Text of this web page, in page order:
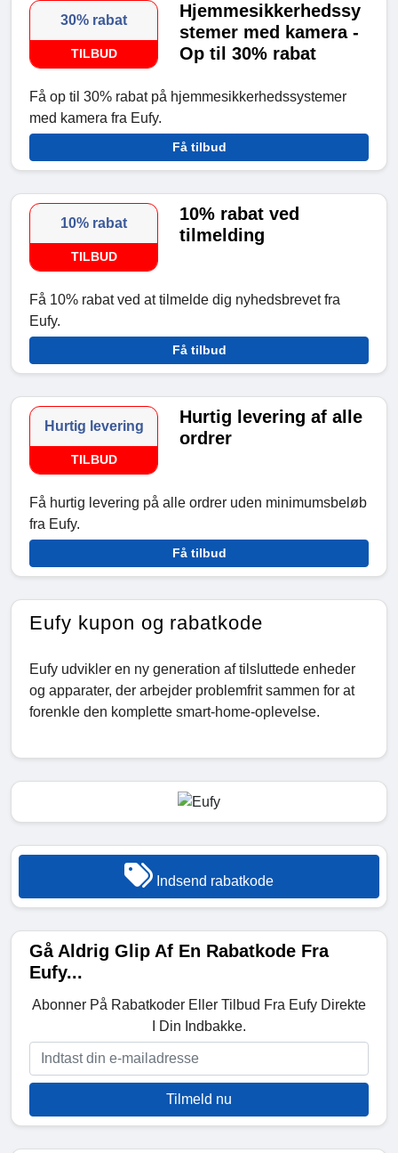
30% rabat
TILBUD
Hjemmesikkerhedssy
stemer med kamera -
Op til 30% rabat
Få op til 30% rabat på hjemmesikkerhedssystemer
med kamera fra Eufy.
Få tilbud
10% rabat
TILBUD
10% rabat ved
tilmelding
Få 10% rabat ved at tilmelde dig nyhedsbrevet fra
Eufy.
Få tilbud
Hurtig levering
TILBUD
Hurtig levering af alle
ordrer
Få hurtig levering på alle ordrer uden minimumsbeløb
fra Eufy.
Få tilbud
Eufy kupon og rabatkode
Eufy udvikler en ny generation af tilsluttede enheder
og apparater, der arbejder problemfrit sammen for at
forenkle den komplette smart-home-oplevelse.
Indsend rabatkode
Gå Aldrig Glip Af En Rabatkode Fra
Eufy...
Abonner På Rabatkoder Eller Tilbud Fra Eufy Direkte
I Din Indbakke.
Tilmeld nu